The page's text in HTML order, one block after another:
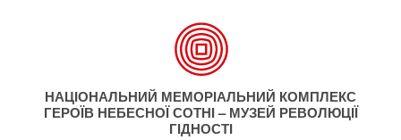
НАЦІОНАЛЬНИЙ МЕМОРІАЛЬНИЙ КОМПЛЕКС
ГЕРОЇВ НЕБЕСНОЇ СОТНІ – МУЗЕЙ РЕВОЛЮЦІЇ
ГІДНОСТІ